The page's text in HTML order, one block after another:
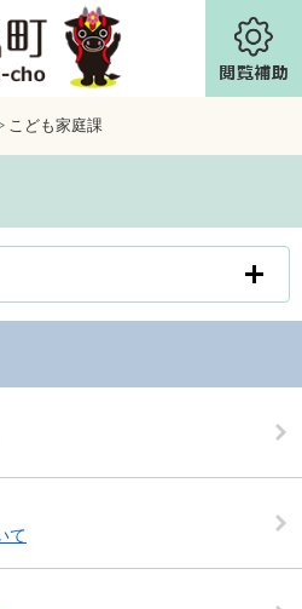
こども家庭課
て